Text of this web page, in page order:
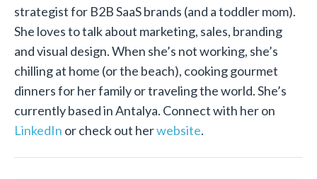
strategist for B2B SaaS brands (and a toddler mom).
She loves to talk about marketing, sales, branding
and visual design. When she’s not working, she’s
chilling at home (or the beach), cooking gourmet
dinners for her family or traveling the world. She’s
currently based in Antalya. Connect with her on
LinkedIn or check out herwebsite.